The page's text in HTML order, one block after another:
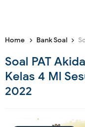
Home Bank Soal
Soal PAT
Kelas 4 MI
2022